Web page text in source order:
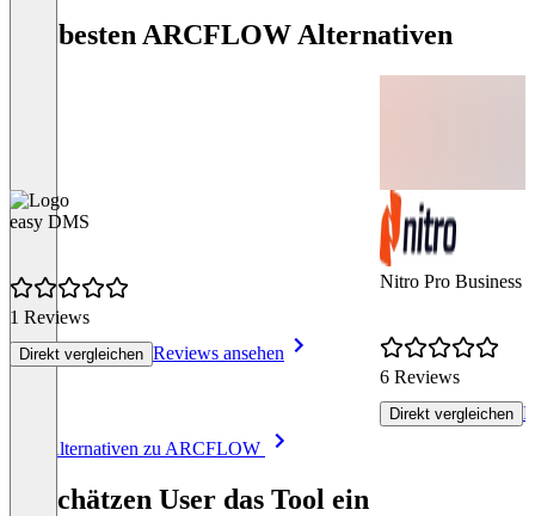
Die besten ARCFLOW Alternativen
easy DMS
1 Reviews
Direkt vergleichen Reviews ansehen
Nitro Pro Business
6 Reviews
Direkt vergleichen
Alle Alternativen zu ARCFLOW
So schätzen User das Tool ein